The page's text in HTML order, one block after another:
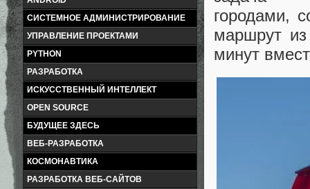
СИСТЕМНОЕ АДМИНИСТРИРОВАНИЕ
УПРАВЛЕНИЕ ПРОЕКТАМИ
PYTHON
РАЗРАБОТКА
ИСКУССТВЕННЫЙ ИНТЕЛЛЕКТ
OPEN SOURCE
БУДУЩЕЕ ЗДЕСЬ
ВЕБ-РАЗРАБОТКА
КОСМОНАВТИКА
РАЗРАБОТКА ВЕБ-САЙТОВ
городами,
маршрут
минут